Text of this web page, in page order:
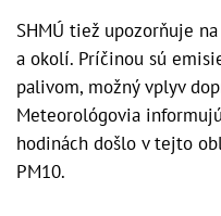
SHMÚ tiež upozorňuje
a okolí. Príčinou sú
palivom, možný vplyv
Meteorológovia
hodinách došlo v tejto
PM10.